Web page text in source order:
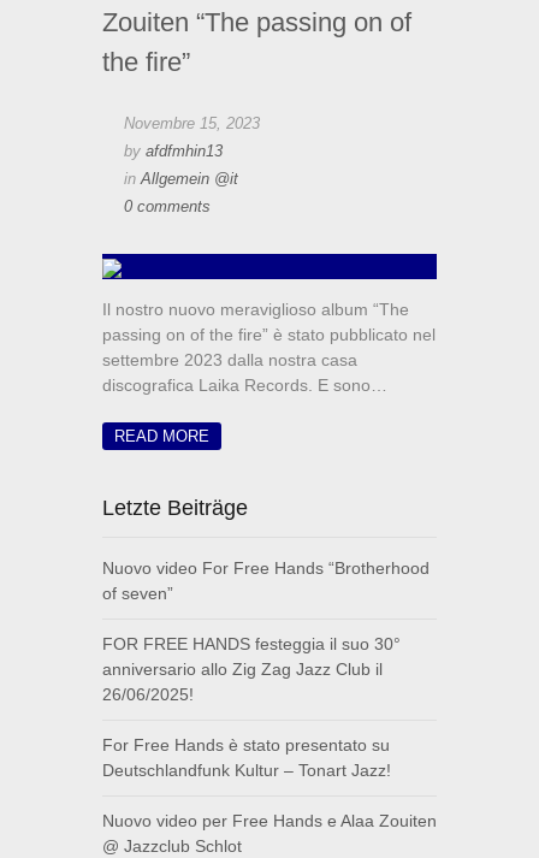
Zouiten “The passing on of
the fire”
Novembre 15, 2023
by afdfmhin13
inAllgemein @it
0 comments
Il nostro nuovo meraviglioso album “The
passing on of the fire” è stato pubblicato nel
settembre 2023 dalla nostra casa
discografica Laika Records. E sono…
READ MORE
Letzte Beiträge
Nuovo video For Free Hands “Brotherhood
of seven”
FOR FREE HANDS festeggia il suo 30°
anniversario allo Zig Zag Jazz Club il
26/06/2025!
For Free Hands è stato presentato su
Deutschlandfunk Kultur – Tonart Jazz!
Nuovo video per Free Hands e Alaa Zouiten
@ Jazzclub Schlot